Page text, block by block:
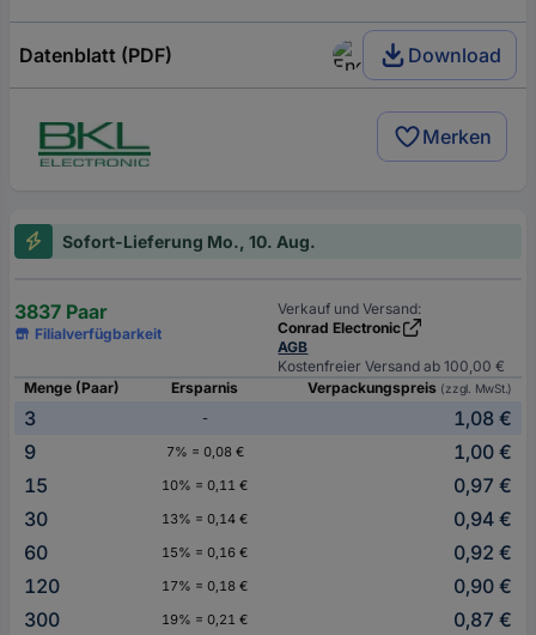
Datenblatt (PDF) Download
Merken
Sofort-Lieferung Mo., 10. Aug.
3837 Paar
Filialverfügbarkeit
Verkauf und Versand:
Conrad Electronic
AGB
Kostenfreier Versand ab 100,00 €
Menge (Paar)
Ersparnis Verpackungspreis (zzgl. MwSt.)
3 -
1,08 €
9
7% = 0,08 €
1,00 €
15
10% = 0,11 €
0,97 €
30
13% = 0,14 €
0,94 €
60
15% = 0,16 €
0,92 €
120
17% = 0,18 €
0,90 €
300
19% = 0,21 € 0,87 €